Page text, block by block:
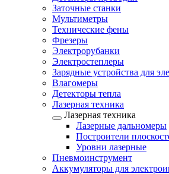
Заточные станки
Мультиметры
Технические фены
Фрезеры
Электрорубанки
Электростеплеры
Зарядные устройства для
Влагомеры
Детекторы тепла
Лазерная техника
Лазерная техника
Лазерные дальномеры
Построители
Уровни лазерные
Пневмоинструмент
Аккумуляторы для